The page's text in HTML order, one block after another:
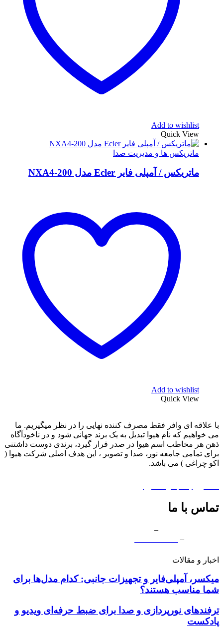
Add to wishlist
Quick View
ماتریکس ها و مدیریت صدا
ماتریکس / آمپلی فایر Ecler مدل NXA4-200
Add to wishlist
Quick View
با علاقه ای وافر فقط مصرف کننده نهایی را در نظر میگیریم. ما
می خواهیم که نام هیوا تبدیل به یک برند جهانی شود و در ناخودآگاه
ذهن هر مخاطب اسم هیوا در صدر قرار گیرد، برندی دوست داشتنی
برای تمامی جامعه نور، صدا و تصویر ، این هدف اصلی شرکت هیوا (
اکو چراغی ) می باشد.
تماس با ما
–
–
اخبار و مقالات
میکسر، آمپلی‌فایر و تجهیزات جانبی: کدام مدل‌ها برای
شما مناسب هستند؟
ترفندهای نورپردازی و صدا برای ضبط حرفه‌ای ویدیو و
پادکست